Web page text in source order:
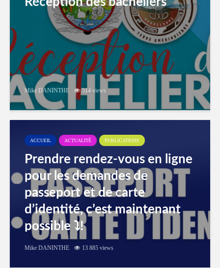
Mike DANINTHE 514 views
ACCUEIL ACTUALITÉ PUBLICATIONS
Prendre rendez-vous en ligne
pour les demandes de
passeport et de carte
d’identité, c’est maintenant
possible ⤵️!
Mike DANINTHE 13 885 views